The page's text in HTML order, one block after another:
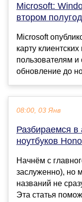
Microsoft:
втором
Microsoft
карту
пользователям и
обновление до
08:00, 03 Янв
Разбираемся в
ноутбуков
Начнём с
заслуженно), но
названий не
Эта статья